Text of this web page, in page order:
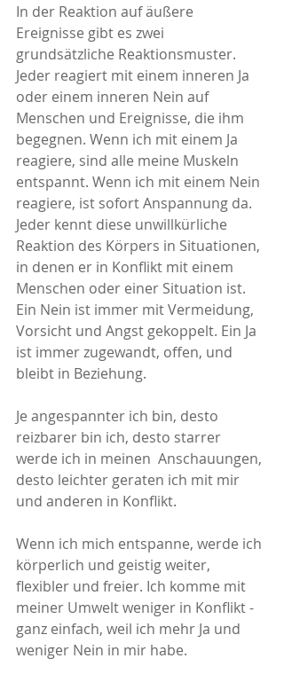
In der Reaktion auf äußere
Ereignisse gibt es zwei
grundsätzliche Reaktionsmuster.
Jeder reagiert mit einem inneren Ja
oder einem inneren Nein auf
Menschen und Ereignisse, die ihm
begegnen. Wenn ich mit einem Ja
reagiere, sind alle meine Muskeln
entspannt. Wenn ich mit einem Nein
reagiere, ist sofort Anspannung da.
Jeder kennt diese unwillkürliche
Reaktion des Körpers in Situationen,
in denen er in Konflikt mit einem
Menschen oder einer Situation ist.
Ein Nein ist immer mit Vermeidung,
Vorsicht und Angst gekoppelt. Ein Ja
ist immer zugewandt, offen, und
bleibt in Beziehung.
Je angespannter ich bin, desto
reizbarer bin ich, desto starrer
werde ich in meinen  Anschauungen,
desto leichter geraten ich mit mir
und anderen in Konflikt.
Wenn ich mich entspanne, werde ich
körperlich und geistig weiter,
flexibler und freier. Ich komme mit
meiner Umwelt weniger in Konflikt -
ganz einfach, weil ich mehr Ja und
weniger Nein in mir habe.